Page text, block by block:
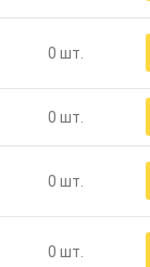
0 шт.
0 шт.
0 шт.
0 шт.